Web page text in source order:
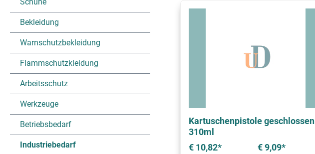
Bekleidung
Warnschutzbekleidung
Flammschutzkleidung
Arbeitsschutz
Werkzeuge
Betriebsbedarf
Industriebedarf
Kartuschenpistole geschlossen
310ml
€ 10,82*
€ 9,09*